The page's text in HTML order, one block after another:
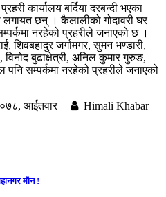
कार्यालय बर्दिया दरबन्दी भएका
लगायत छन् । कैलालीको गोदावरी घर
नरहेको प्रहरीले जनाएको छ ।
शिवबहादुर जर्गामगर, सुमन भण्डारी,
विनोद बुढाक्षेत्री, अनिल कुमार गुरुङ,
पनि सम्पर्कमा नरहेको प्रहरीले जनाएको
आईतवार | Himali Khabar
मौन !